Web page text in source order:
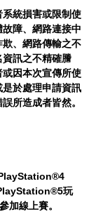
統損害或限制使
障、網路連接中
、網路傳輸之不
訊之不精確謄
因本次宣傳所使
於處理申請資訊
所造成者皆然。
玩
加線上賽。